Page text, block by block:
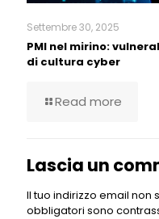
Settembre 30, 2025
PMI nel mirino:
di cultura cyber
Read more
Lascia un
Il tuo indirizzo email non
obbligatori sono